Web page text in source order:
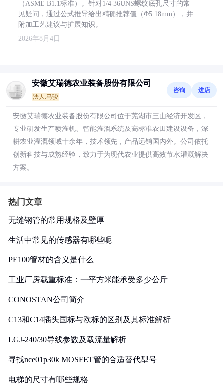
（ASME B1.1标准）。针对1/4-36UNS螺纹底孔尺寸的常
见疑问，通过公式推导给出精确推荐值（Φ5.18mm），并
附加工艺建议与扩展知识。
2026年8月4日
安徽艾瑞德农业装备股份有限公司
法人:马骏
咨询 进店
安徽艾瑞德农业装备股份有限公司位于芜湖市三山经济开发区，
专业研发生产喷灌机、智能灌溉系统及高标准农田建设设备，深
耕农业灌溉领域十余年，技术领先，产品远销国内外。公司依托
创新科技与成熟经验，致力于为现代农业提供高效节水灌溉解决
方案。
热门文章
无缝钢管的常用规格及壁厚
生活中常见的传感器有哪些呢
PE100管材的含义是什么
工业厂房载重标准：一平方米能承受多少公斤
CONOSTAN公司简介
C13和C14插头国标与欧标的区别及其标准解析
LGJ-240/30导线参数及载流量解析
寻找nce01p30k MOSFET管的合适替代型号
电梯的尺寸有哪些规格